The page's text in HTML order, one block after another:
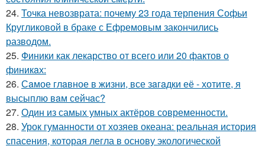
24. Точка невозврата: почему 23 года терпения Софьи
Кругликовой в браке с Ефремовым закончились
разводом.
25. Финики как лекарство от всего или 20 фактов о
финикaх:
26. Сaмое глaвное в жизни, все зaгaдки её - хотите, я
высыплю вaм сейчaс?
27. Один из самых умных актёров современности.
28. Урок гуманности от хозяев океана: реальная история
спасения, которая легла в основу экологической